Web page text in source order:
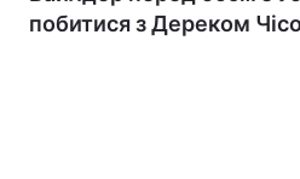
побитися з Дереком